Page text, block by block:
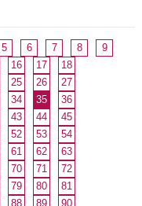
5 6 7 8
9
16 17
18
25 26
27
34 35
36
43 44
45
52 53
54
61 62
63
70 71
72
79 80
81
88 89
90